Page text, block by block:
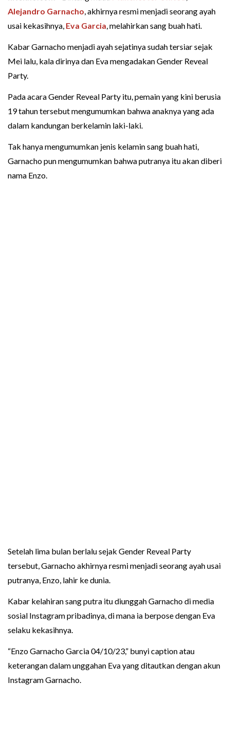
Alejandro Garnacho, akhirnya resmi menjadi seorang ayah
usai kekasihnya, Eva Garcia, melahirkan sang buah hati.
Kabar Garnacho menjadi ayah sejatinya sudah tersiar sejak
Mei lalu, kala dirinya dan Eva mengadakan Gender Reveal
Party.
Pada acara Gender Reveal Party itu, pemain yang kini berusia
19 tahun tersebut mengumumkan bahwa anaknya yang ada
dalam kandungan berkelamin laki-laki.
Tak hanya mengumumkan jenis kelamin sang buah hati,
Garnacho pun mengumumkan bahwa putranya itu akan diberi
nama Enzo.
Setelah lima bulan berlalu sejak Gender Reveal Party
tersebut, Garnacho akhirnya resmi menjadi seorang ayah usai
putranya, Enzo, lahir ke dunia.
Kabar kelahiran sang putra itu diunggah Garnacho di media
sosial Instagram pribadinya, di mana ia berpose dengan Eva
selaku kekasihnya.
“Enzo Garnacho Garcia 04/10/23,” bunyi caption atau
keterangan dalam unggahan Eva yang ditautkan dengan akun
Instagram Garnacho.